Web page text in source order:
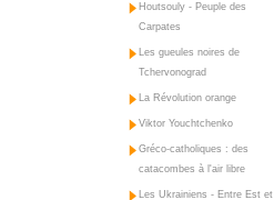
Houtsouly - Peuple des
Carpates
Les gueules noires de
Tchervonograd
La Révolution orange
Viktor Youchtchenko
Gréco-catholiques : des
catacombes à l'air libre
Les Ukrainiens - Entre Est et